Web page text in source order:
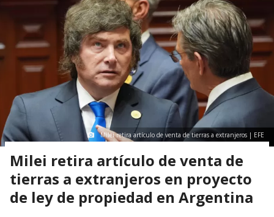
Milei retira artículo de venta de tierras a extranjeros | EFE
Milei retira artículo de venta de
tierras a extranjeros en proyecto
de ley de propiedad en Argentina